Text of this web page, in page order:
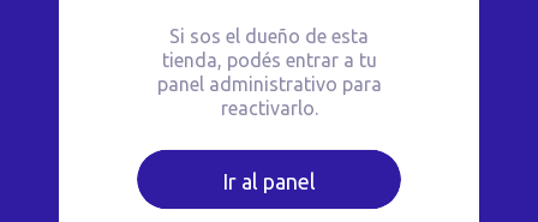
Si sos el dueño de esta
tienda, podés entrar a tu
panel administrativo para
reactivarlo.
Ir al panel